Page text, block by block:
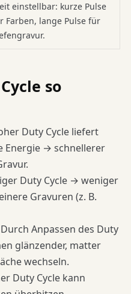
einstellbar: kurze Pulse
Farben, lange Pulse für
so
Duty Cycle liefert
Energie → schnellerer
Duty Cycle → weniger
Gravuren (z. B.
Durch Anpassen des Duty
glänzender, matter
wechseln.
Duty Cycle kann